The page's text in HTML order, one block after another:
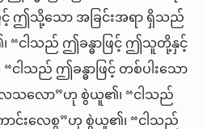
င့် ဤသို့သော အခြင်းအရာ ရှိသည်
ငါသည် ဤခန္ဓာဖြင့် ဤသူတို့နှင့်
သည် ဤခန္ဓာဖြင့် တစ်ပါးသော
လေသလော”ဟု စွဲယူ၏၊ “ငါသည်
ောင်းလေစွ”ဟု စွဲယူ၏၊ “ငါသည်